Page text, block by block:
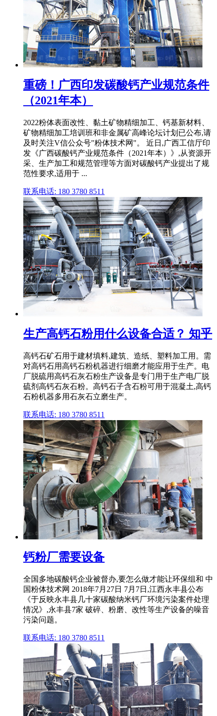
重磅！广西印发碳酸钙产业规范条件
（2021年本）
2022粉体表面改性、黏土矿物精细加工、钙基新材料、
矿物精细加工培训班和非金属矿高峰论坛计划已公布,请
及时关注V信公众号"粉体技术网"。 近日,广西工信厅印
发《广西碳酸钙产业规范条件（2021年本）》,从资源开
采、生产加工和规范管理等方面对碳酸钙产业提出了规
范性要求,适用于 ...
联系电话: 180 3780 8511
生产高钙石粉用什么设备合适？ 知乎
高钙石矿石用于建材填料,建筑、造纸、塑料加工用。需
对高钙石用高钙石粉机器进行细磨才能应用于生产。电
厂脱硫用高钙石灰石粉生产设备是专门用于生产电厂脱
硫剂高钙石灰石粉。高钙石子含石粉可用于混凝土,高钙
石粉机器多用石灰石立磨生产。
联系电话: 180 3780 8511
钙粉厂需要设备
全国多地碳酸钙企业被督办,要怎么做才能让环保组和 中
国粉体技术网 2018年7月27日 7月7日,江西永丰县公布
《于反映永丰县几十家碳酸纳米钙厂环境污染案件处理
情况》,永丰县7家 破碎、粉磨、改性等生产设备的噪音
污染问题。
联系电话: 180 3780 8511